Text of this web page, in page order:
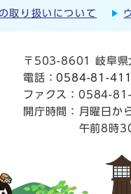
取り扱いについて
〒503-8601 岐阜県
電話：0584-81-
ファクス：0584-
開庁時間： 月曜日か
午前8時